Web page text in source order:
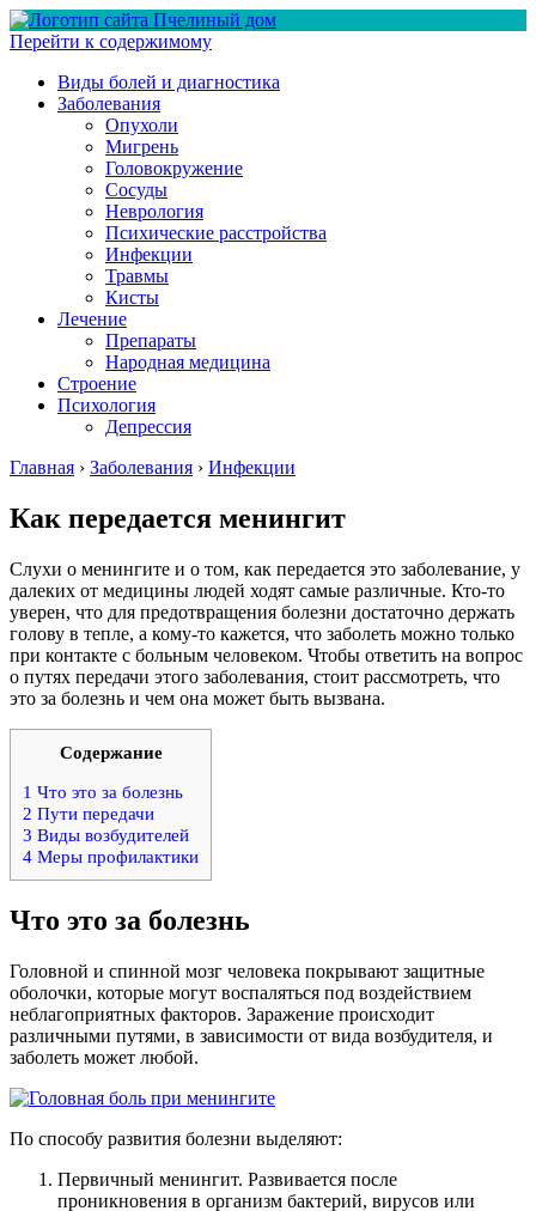
Перейти к содержимому
Виды болей и диагностика
Заболевания
Опухоли
Мигрень
Головокружение
Сосуды
Неврология
Психические расстройства
Инфекции
Травмы
Кисты
Лечение
Препараты
Народная медицина
Строение
Психология
Депрессия
Главная › Заболевания › Инфекции
Как передается менингит
Слухи о менингите и о том, как передается это заболевание, у
далеких от медицины людей ходят самые различные. Кто-то
уверен, что для предотвращения болезни достаточно держать
голову в тепле, а кому-то кажется, что заболеть можно только
при контакте с больным человеком. Чтобы ответить на вопрос
о путях передачи этого заболевания, стоит рассмотреть, что
это за болезнь и чем она может быть вызвана.
Содержание
1 Что это за болезнь
2 Пути передачи
3 Виды возбудителей
4 Меры профилактики
Что это за болезнь
Головной и спинной мозг человека покрывают защитные
оболочки, которые могут воспаляться под воздействием
неблагоприятных факторов. Заражение происходит
различными путями, в зависимости от вида возбудителя, и
заболеть может любой.
По способу развития болезни выделяют:
Первичный менингит. Развивается после
проникновения в организм бактерий, вирусов или